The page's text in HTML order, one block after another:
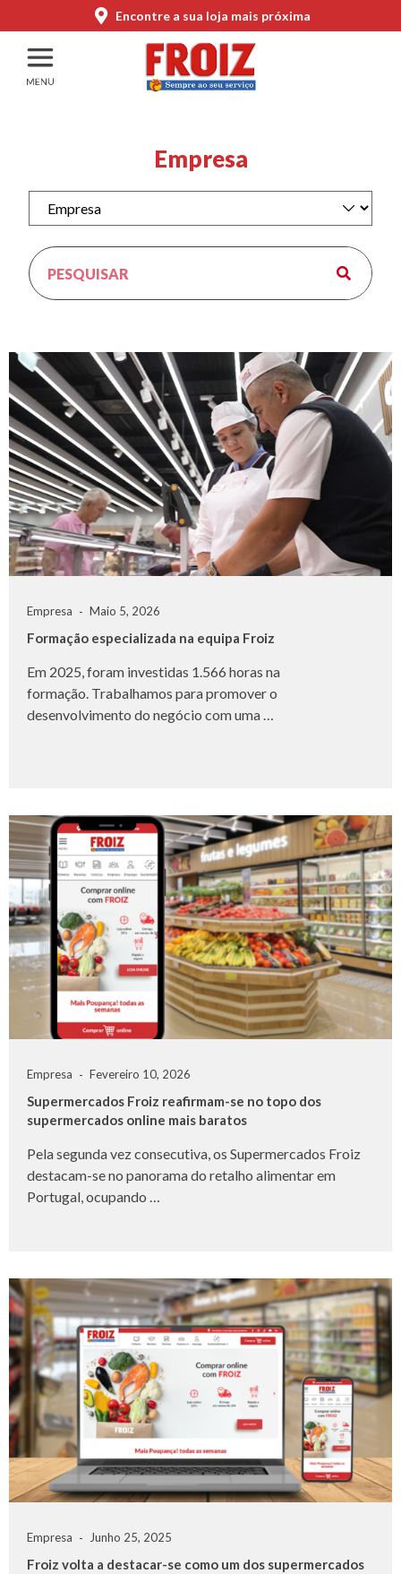
Encontre a sua loja mais próxima
Empresa
Empresa Maio 5, 2026
Formação especializada na equipa Froiz
Em 2025, foram investidas 1.566 horas na
formação. Trabalhamos para promover o
desenvolvimento do negócio com uma …
Empresa Fevereiro 10, 2026
Supermercados Froiz reafirmam-se no topo dos
supermercados online mais baratos
Pela segunda vez consecutiva, os Supermercados Froiz
destacam-se no panorama do retalho alimentar em
Portugal, ocupando …
Empresa Junho 25, 2025
Froiz volta a destacar-se como um dos supermercados